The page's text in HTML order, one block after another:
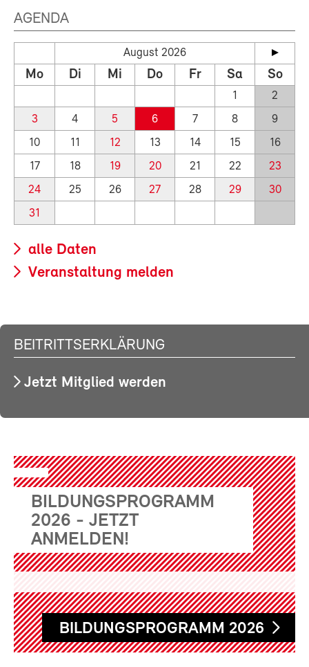
AGENDA
August 2026
Mo Di Mi Do Fr Sa So
1
2
3
4 5 6 7 8
9
10
11 12 13 14 15
16
17
18 19 20 21 22
23
24
25 26 27 28 29
30
31
alle Daten
Veranstaltung melden
BEITRITTSERKLÄRUNG
Jetzt Mitglied werden
BILDUNGSPROGRAMM
2026 - JETZT
ANMELDEN!
BILDUNGSPROGRAMM 2026